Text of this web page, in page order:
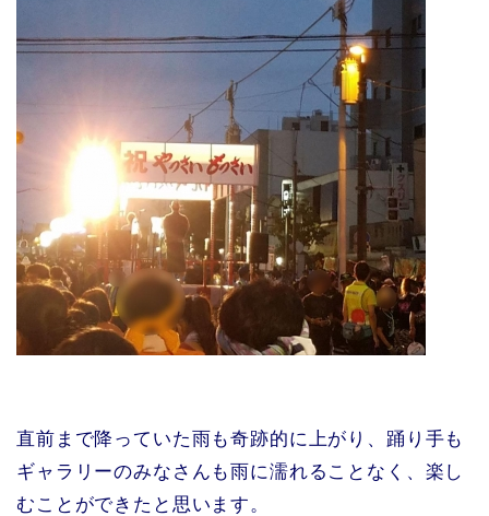
直前まで降っていた雨も奇跡的に上がり、踊り手も
ギャラリーのみなさんも雨に濡れることなく、楽し
むことができたと思います。